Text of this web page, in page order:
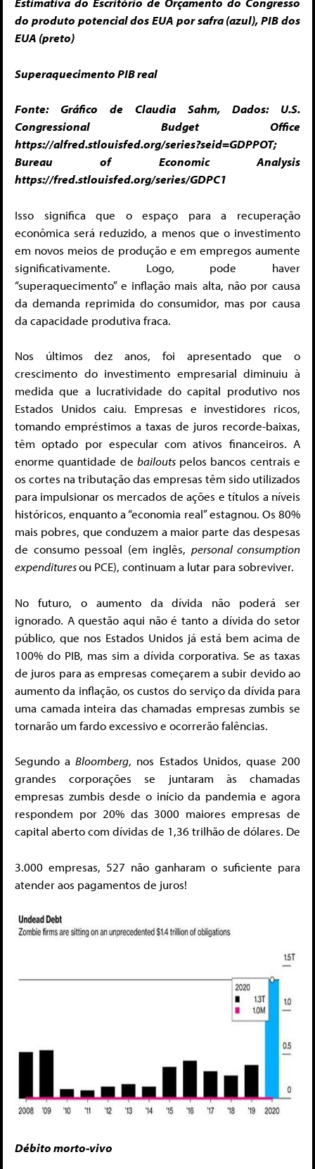
do produto potencial dos EUA por safra (azul), PIB dos
EUA (preto)
Superaquecimento PIB real
Fonte: Gráfico de Claudia Sahm, Dados: U.S.
Congressional Budget Office
https://alfred.stlouisfed.org/series?seid=GDPPOT;
Bureau of Economic Analysis
https://fred.stlouisfed.org/series/GDPC1
Isso significa que o espaço para a recuperação
econômica será reduzido, a menos que o investimento
em novos meios de produção e em empregos aumente
significativamente. Logo, pode haver
“superaquecimento” e inflação mais alta, não por causa
da demanda reprimida do consumidor, mas por causa
da capacidade produtiva fraca.
Nos últimos dez anos, foi apresentado que o
crescimento do investimento empresarial diminuiu à
medida que a lucratividade do capital produtivo nos
Estados Unidos caiu. Empresas e investidores ricos,
tomando empréstimos a taxas de juros recorde-baixas,
têm optado por especular com ativos financeiros. A
enorme quantidade debailouts pelos bancos centrais e
os cortes na tributação das empresas têm sido utilizados
para impulsionar os mercados de ações e títulos a níveis
históricos, enquanto a “economia real” estagnou. Os 80%
mais pobres, que conduzem a maior parte das despesas
de consumo pessoal (em inglês, personal consumption
expendituresou PCE), continuam a lutar para sobreviver.
No futuro, o aumento da dívida não poderá ser
ignorado. A questão aqui não é tanto a dívida do setor
público, que nos Estados Unidos já está bem acima de
100% do PIB, mas sim a dívida corporativa. Se as taxas
de juros para as empresas começarem a subir devido ao
aumento da inflação, os custos do serviço da dívida para
uma camada inteira das chamadas empresas zumbis se
tornarão um fardo excessivo e ocorrerão falências.
Segundo aBloomberg, nos Estados Unidos, quase 200
grandes corporações se juntaram às chamadas
empresas zumbis desde o início da pandemia e agora
respondem por 20% das 3000 maiores empresas de
capital aberto com dívidas de 1,36 trilhão de dólares. De
3.000 empresas, 527 não ganharam o suficiente para
atender aos pagamentos de juros!
Débito morto-vivo